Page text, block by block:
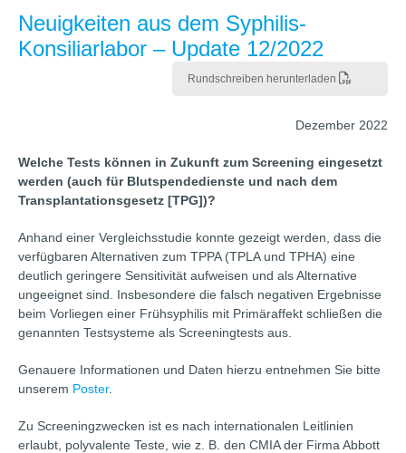
Neuigkeiten aus dem Syphilis-
Konsiliarlabor – Update 12/2022
Rundschreiben herunterladen
Dezember 2022
Welche Tests können in Zukunft zum Screening eingesetzt
werden (auch für Blutspendedienste und nach dem
Transplantationsgesetz [TPG])?
Anhand einer Vergleichsstudie konnte gezeigt werden, dass die
verfügbaren Alternativen zum TPPA (TPLA und TPHA) eine
deutlich geringere Sensitivität aufweisen und als Alternative
ungeeignet sind. Insbesondere die falsch negativen Ergebnisse
beim Vorliegen einer Frühsyphilis mit Primäraffekt schließen die
genannten Testsysteme als Screeningtests aus.
Genauere Informationen und Daten hierzu entnehmen Sie bitte
unserem Poster.
Zu Screeningzwecken ist es nach internationalen Leitlinien
erlaubt, polyvalente Teste, wie z. B. den CMIA der Firma Abbott